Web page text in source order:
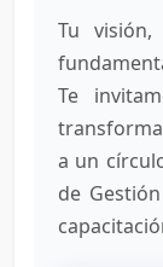
Tu
Te
a un
de